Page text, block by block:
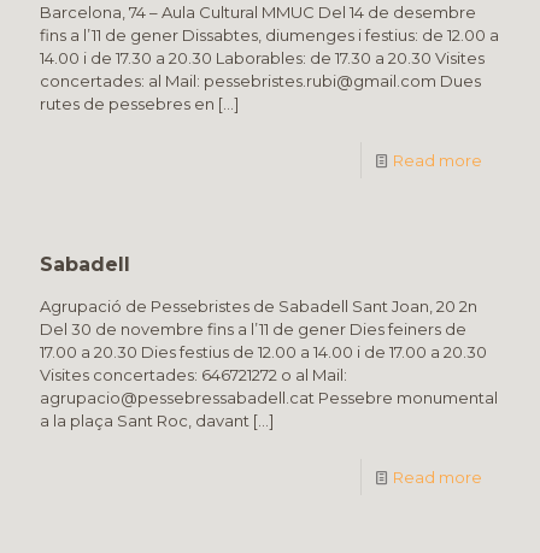
Barcelona, 74 – Aula Cultural MMUC Del 14 de desembre
fins a l’11 de gener Dissabtes, diumenges i festius: de 12.00 a
14.00 i de 17.30 a 20.30 Laborables: de 17.30 a 20.30 Visites
concertades: al Mail: pessebristes.rubi@gmail.com Dues
rutes de pessebres en […]
Read more
Sabadell
Agrupació de Pessebristes de Sabadell Sant Joan, 20 2n
Del 30 de novembre fins a l’11 de gener Dies feiners de
17.00 a 20.30 Dies festius de 12.00 a 14.00 i de 17.00 a 20.30
Visites concertades: 646721272 o al Mail:
agrupacio@pessebressabadell.cat Pessebre monumental
a la plaça Sant Roc, davant […]
Read more